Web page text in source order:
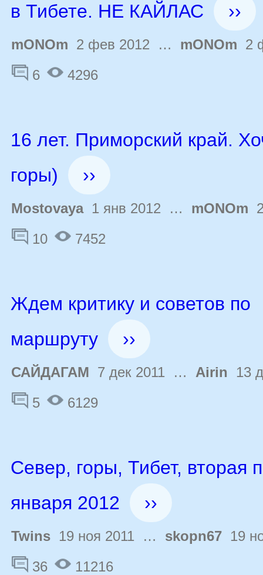
в Тибете. НЕ КАЙЛАС
››
mONOm 2 фев 2012 … mONOm 2
6
4296
16 лет. Приморский край.
горы)
››
Mostovaya1 янв 2012 … mONOm
10
7452
Ждем критику и советов по
маршруту
››
САЙДАГАМ 7 дек 2011 … Airin 13
5
6129
Север, горы, Тибет, вторая
января 2012
››
Twins 19 ноя 2011 … skopn67 19
36
11216